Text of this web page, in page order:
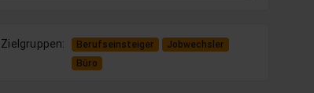
Zielgruppen: Berufseinsteiger
Jobwechsler
Büro